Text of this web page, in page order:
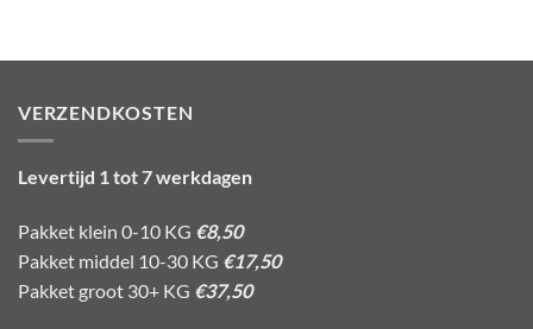
VERZENDKOSTEN
Levertijd 1 tot 7 werkdagen
Pakket klein 0-10 KG €8,50
Pakket middel 10-30 KG €17,50
Pakket groot 30+ KG €37,50